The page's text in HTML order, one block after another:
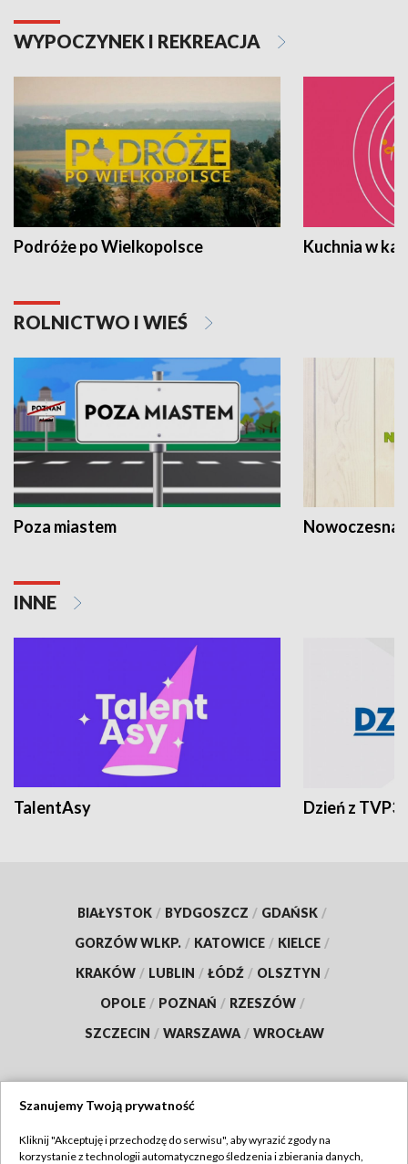
WYPOCZYNEK I REKREACJA
Podróże po Wielkopolsce Kuchnia w
ROLNICTWO I WIEŚ
Poza miastem Nowoczesna
INNE
TalentAsy Dzień z TVP3
BIAŁYSTOK / BYDGOSZCZ / GDAŃSK /
GORZÓW WLKP. / KATOWICE / KIELCE /
KRAKÓW / LUBLIN / ŁÓDŹ / OLSZTYN /
OPOLE / POZNAŃ / RZESZÓW /
SZCZECIN / WARSZAWA / WROCŁAW
Szanujemy Twoją prywatność
Kliknij "Akceptuję i przechodzę do serwisu", aby wyrazić zgody na
korzystanie z technologii automatycznego śledzenia i zbierania danych,